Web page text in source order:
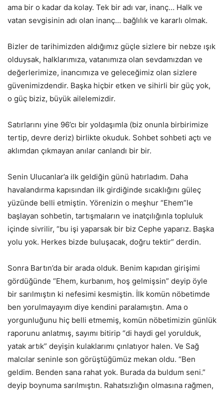
ama bir o kadar da kolay. Tek bir adı var, inanç… Halk ve
vatan sevgisinin adı olan inanç… bağlılık ve kararlı olmak.
Bizler de tarihimizden aldığımız güçle sizlere bir nebze ışık
olduysak, halklarımıza, vatanımıza olan sevdamızdan ve
değerlerimize, inancımıza ve geleceğimiz olan sizlere
güvenimizdendir. Başka hiçbir etken ve sihirli bir güç yok,
o güç biziz, büyük ailelemizdir.
Satırlarını yine 96’cı bir yoldaşımla (biz onunla birbirimize
tertip, devre deriz) birlikte okuduk. Sohbet sohbeti açtı ve
aklımdan çıkmayan anılar canlandı bir bir.
Senin Ulucanlar’a ilk geldiğin günü hatırladım. Daha
havalandırma kapısından ilk girdiğinde sıcaklığını güleç
yüzünde belli etmiştin. Yörenizin o meşhur “Ehem”le
başlayan sohbetin, tartışmaların ve inatçılığınla topluluk
içinde sivrilir, “bu işi yaparsak bir biz Cephe yaparız. Başka
yolu yok. Herkes bizde buluşacak, doğru tektir” derdin.
Sonra Bartın’da bir arada olduk. Benim kapıdan girişimi
gördüğünde “Ehem, kurbanım, hoş gelmişsin” deyip öyle
bir sarılmıştın ki nefesimi kesmiştin. İlk komün nöbetimde
ben yorulmayayım diye kendini paralamıştın. Ama o
yorgunluğunu hiç belli etmemiş, komün nöbetimizin günlük
raporunu anlatmış, sayımı bitirip “di haydi gel yorulduk,
yatak artık” deyişin kulaklarımı çınlatıyor halen. Ve Sağ
malcılar seninle son görüştüğümüz mekan oldu. “Ben
geldim. Benden sana rahat yok. Burada da buldum seni.”
deyip boynuma sarılmıştın. Rahatsızlığın olmasına rağmen,